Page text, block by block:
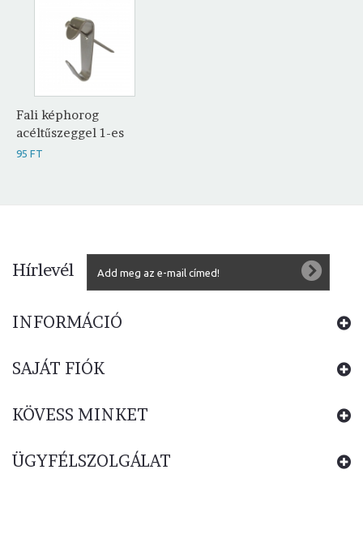
Fali képhorog
acéltűszeggel 1-es
95 FT
Hírlevél
INFORMÁCIÓ
SAJÁT FIÓK
KÖVESS MINKET
ÜGYFÉLSZOLGÁLAT